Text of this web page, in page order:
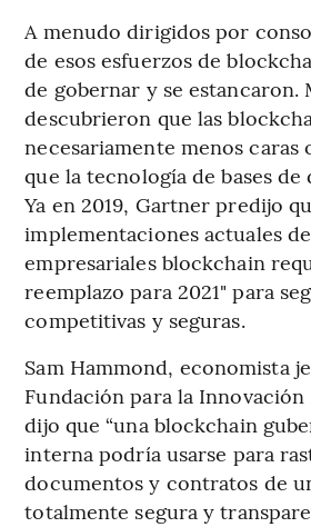
A menudo dirigidos por
de esos esfuerzos de
de gobernar y se estancaron.
descubrieron que las
necesariamente menos caras
que la tecnología de bases
Ya en 2019, Gartner predijo
implementaciones actuales
empresariales blockchain
reemplazo para 2021" para
competitivas y seguras.
Sam Hammond, economista
Fundación para la Innovación
dijo que “una blockchain
interna podría usarse para
documentos y contratos de
totalmente segura y